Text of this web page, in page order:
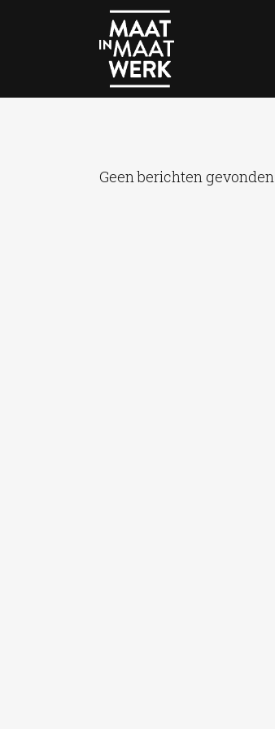
Geen berichten gevonden